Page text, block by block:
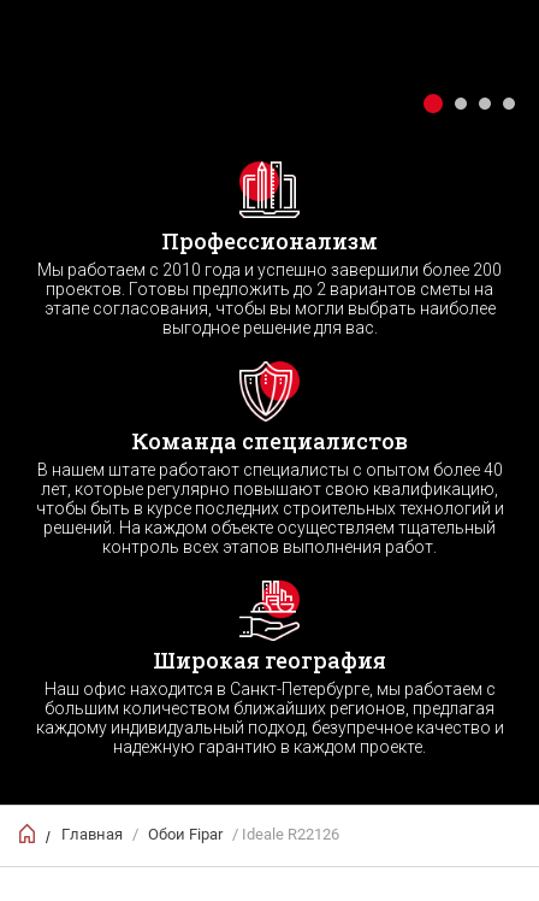
Профессионализм
Мы работаем с 2010 года и успешно завершили более 200
проектов. Готовы предложить до 2 вариантов сметы на
этапе согласования, чтобы вы могли выбрать наиболее
выгодное решение для вас.
Команда специалистов
В нашем штате работают специалисты с опытом более 40
лет, которые регулярно повышают свою квалификацию,
чтобы быть в курсе последних строительных технологий и
решений. На каждом объекте осуществляем тщательный
контроль всех этапов выполнения работ.
Широкая география
Наш офис находится в Санкт-Петербурге, мы работаем с
большим количеством ближайших регионов, предлагая
каждому индивидуальный подход, безупречное качество и
надежную гарантию в каждом проекте.
/ Главная / Обои Fipar / Ideale R22126